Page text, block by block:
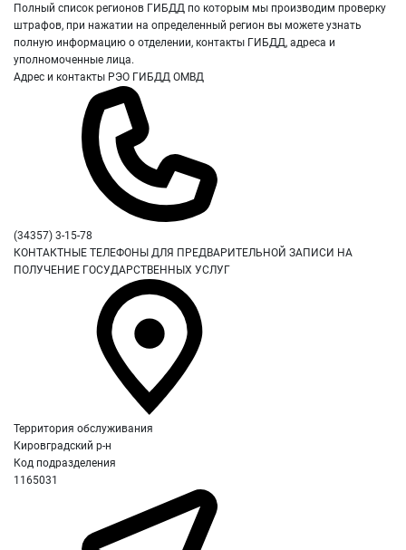
Полный список регионов ГИБДД по которым мы производим проверку
штрафов, при нажатии на определенный регион вы можете узнать
полную информацию о отделении, контакты ГИБДД, адреса и
уполномоченные лица.
Адрес и контакты РЭО ГИБДД ОМВД
(34357) 3-15-78
КОНТАКТНЫЕ ТЕЛЕФОНЫ ДЛЯ ПРЕДВАРИТЕЛЬНОЙ ЗАПИСИ НА
ПОЛУЧЕНИЕ ГОСУДАРСТВЕННЫХ УСЛУГ
Территория обслуживания
Кировградский р-н
Код подразделения
1165031